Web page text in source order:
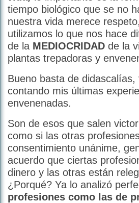
tiempo biológico que se no
nuestra vida merece
utilizamos lo que nos hace
de la MEDIOCRIDAD de la
plantas trepadoras y
Bueno basta de
contando mis últimas
envenenadas.
Son de esos que salen
como si las otras
consentimiento unánime,
acuerdo que ciertas
dinero y las otras están
¿Porqué? Ya lo analizó
profesiones como las de